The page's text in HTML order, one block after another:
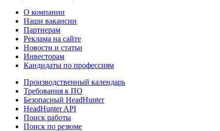
О компании
Наши вакансии
Партнерам
Реклама на сайте
Новости и статьи
Инвесторам
Кандидаты по профессиям
Производственный календарь
Требования к ПО
Безопасный HeadHunter
HeadHunter API
Поиск работы
Поиск по резюме